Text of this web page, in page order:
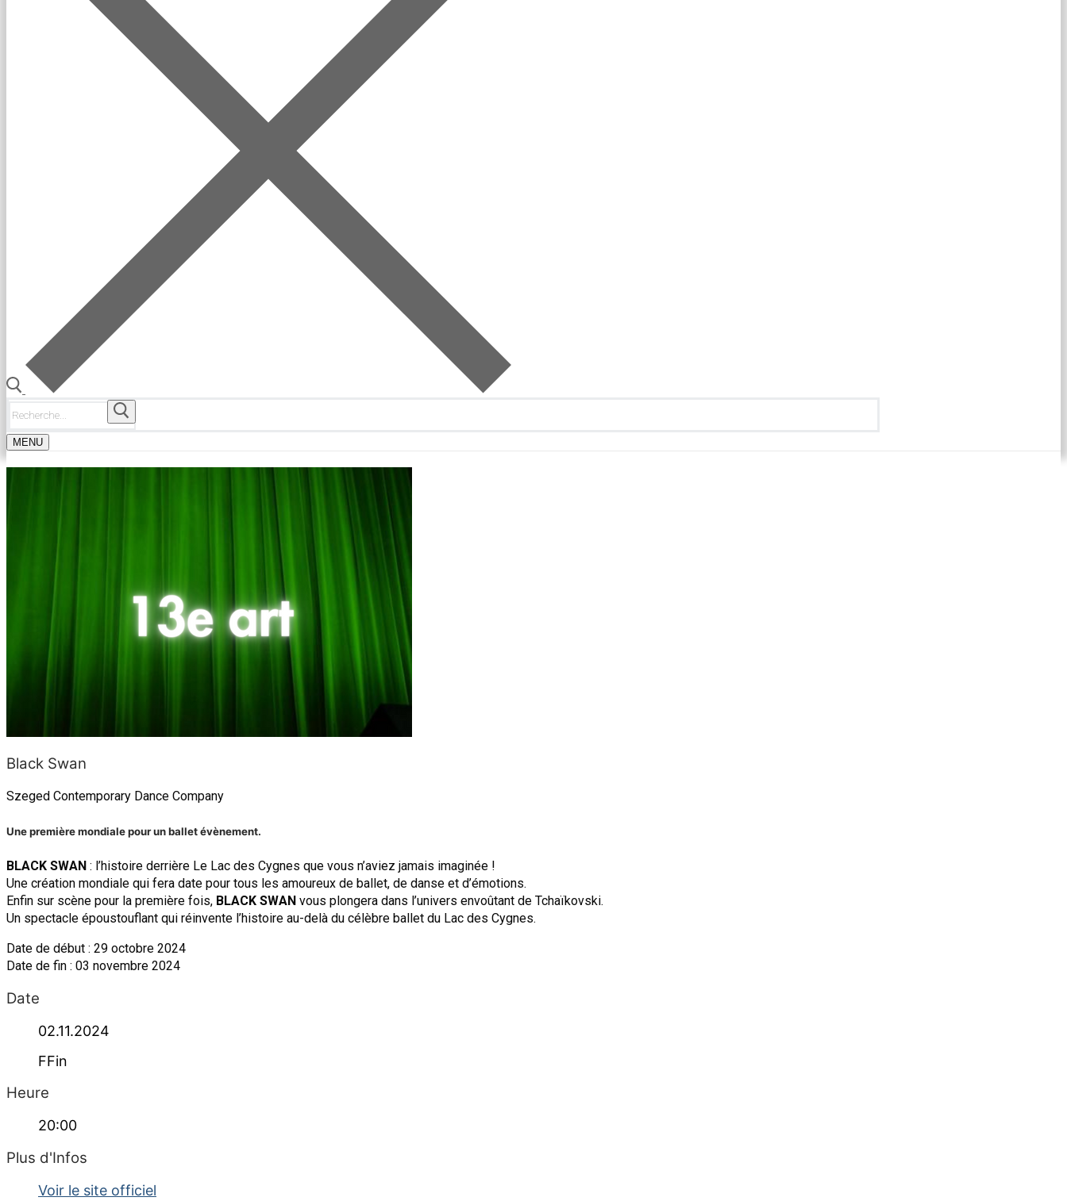
Rechercher
MENU
Black Swan
Szeged Contemporary Dance Company
Une première mondiale pour un ballet évènement.
BLACK SWAN : l’histoire derrière Le Lac des Cygnes que vous n’aviez jamais imaginée !
Une création mondiale qui fera date pour tous les amoureux de ballet, de danse et d’émotions.
Enfin sur scène pour la première fois, BLACK SWAN vous plongera dans l’univers envoûtant de Tchaïkovski.
Un spectacle époustouflant qui réinvente l’histoire au-delà du célèbre ballet du Lac des Cygnes.
Date de début : 29 octobre 2024
Date de fin : 03 novembre 2024
Date
02.11.2024
FFin
Heure
20:00
Plus d'Infos
Voir le site officiel